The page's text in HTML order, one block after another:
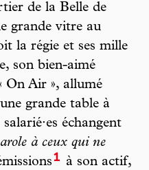
de la Belle de
grande vitre au
la régie et ses mille
son bien-aimé
On Air », allumé
grande table à
échangent
à ceux qui ne
1
à son actif,